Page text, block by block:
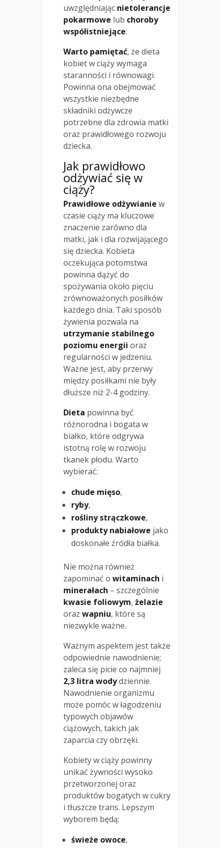
uwzględniając nietolerancje
pokarmowe lub choroby
współistniejące.
Warto pamiętać, że dieta
kobiet w ciąży wymaga
staranności i równowagi.
Powinna ona obejmować
wszystkie niezbędne
składniki odżywcze
potrzebne dla zdrowia matki
oraz prawidłowego rozwoju
dziecka.
Jak prawidłowo
odżywiać się w
ciąży?
Prawidłowe odżywianie w
czasie ciąży ma kluczowe
znaczenie zarówno dla
matki, jak i dla rozwijającego
się dziecka. Kobieta
oczekująca potomstwa
powinna dążyć do
spożywania około pięciu
zrównoważonych posiłków
każdego dnia. Taki sposób
żywienia pozwala na
utrzymanie stabilnego
poziomu energii oraz
regularności w jedzeniu.
Ważne jest, aby przerwy
między posiłkami nie były
dłuższe niż 2-4 godziny.
Dieta powinna być
różnorodna i bogata w
białko, które odgrywa
istotną rolę w rozwoju
tkanek płodu. Warto
wybierać:
chude mięso,
ryby,
rośliny strączkowe,
produkty nabiałowe jako
doskonałe źródła białka.
Nie można również
zapominać o witaminach i
minerałach – szczególnie
kwasie foliowym, żelazie
oraz wapniu, które są
niezwykle ważne.
Ważnym aspektem jest także
odpowiednie nawodnienie;
zaleca się picie co najmniej
2,3 litra wodydziennie.
Nawodnienie organizmu
może pomóc w łagodzeniu
typowych objawów
ciążowych, takich jak
zaparcia czy obrzęki.
Kobiety w ciąży powinny
unikać żywności wysoko
przetworzonej oraz
produktów bogatych w cukry
i tłuszcze trans. Lepszym
wyborem będą:
świeże owoce,